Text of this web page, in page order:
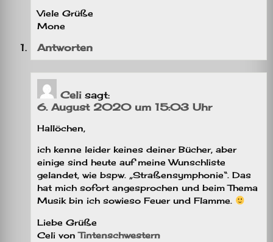
Viele Grüße
Mone
Antworten
Celi sagt:
6. August 2020 um 15:03 Uhr
Hallöchen,
ich kenne leider keines deiner Bücher, aber
einige sind heute auf meine Wunschliste
gelandet, wie bspw. „Straßensymphonie“. Das
hat mich sofort angesprochen und beim Thema
Musik bin ich sowieso Feuer und Flamme.
Liebe Grüße
Celi vonTintenschwestern